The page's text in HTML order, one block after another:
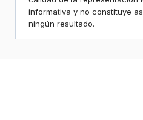
informativa y no constituye
ningún resultado.